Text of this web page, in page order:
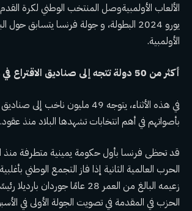
الألعاب الأولمبيةوصل المنتخب الوطني لكرة القدم
يورو 2024
البطولة، و جولة فرنسا يتسابق حول
الأولمبية.
أكثر من 50 دولة تتجه إلى صناديق الاقتراع في عام 2024
في هذه الأثناء، يتوجه 49 مليون ناخب إلى
بأصواتهم في أهم انتخابات تشهدها البلاد منذ عقود.
قد تحظى فرنسا بأول حكومة يمينية متطرفة منذ
الحرب العالمية الثانية إذا فاز التجمع الوطني
زعيمه البالغ من العمر 28 عامًا جوردان
الحزب في المقدمة في تصويت الجولة الأولى في